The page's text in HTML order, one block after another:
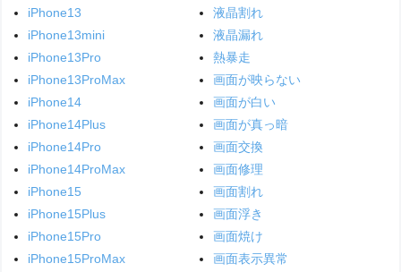
iPhone13
iPhone13mini
iPhone13Pro
iPhone13ProMax
iPhone14
iPhone14Plus
iPhone14Pro
iPhone14ProMax
iPhone15
iPhone15Plus
iPhone15Pro
iPhone15ProMax
液晶割れ
液晶漏れ
熱暴走
画面が映らない
画面が白い
画面が真っ暗
画面交換
画面修理
画面割れ
画面浮き
画面焼け
画面表示異常